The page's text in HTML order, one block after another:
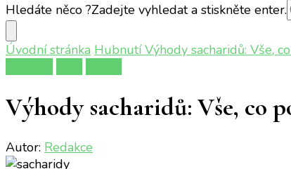
Hledáte něco ?Zadejte vyhledat a stiskněte enter.
Úvodní stránka HubnutíVýhody sacharidů: Vše,
Výhody sacharidů: Vše, co
Autor: Redakce